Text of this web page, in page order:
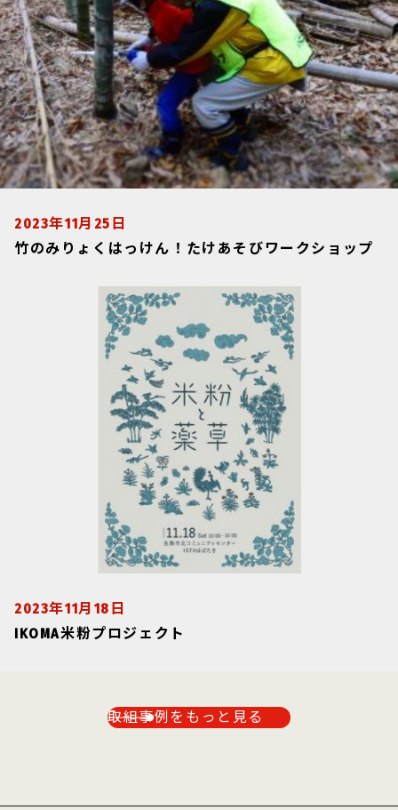
2023年11月25日
竹のみりょくはっけん！たけあそびワークショップ
2023年11月18日
IKOMA米粉プロジェクト
取組事例をもっと見る